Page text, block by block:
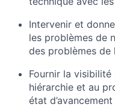
Intervenir et
les problèmes de
des problèmes de
Fournir la
hiérarchie et au
état